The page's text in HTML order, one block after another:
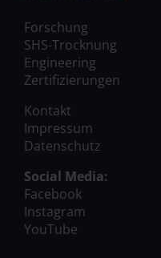
Forschung
SHS-Trocknung
Engineering
Zertifizierungen
Kontakt
Impressum
Datenschutz
Social Media:
Facebook
Instagram
YouTube